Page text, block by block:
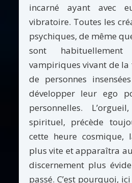
incarné ayant avec
vibratoire. Toutes les
psychiques, de même
sont
vampiriques vivant de
de personnes
développer leur ego
personnelles.
spirituel, précède
cette heure cosmique,
plus vite et apparaîtra
discernement plus
passé. C’est pourquoi,